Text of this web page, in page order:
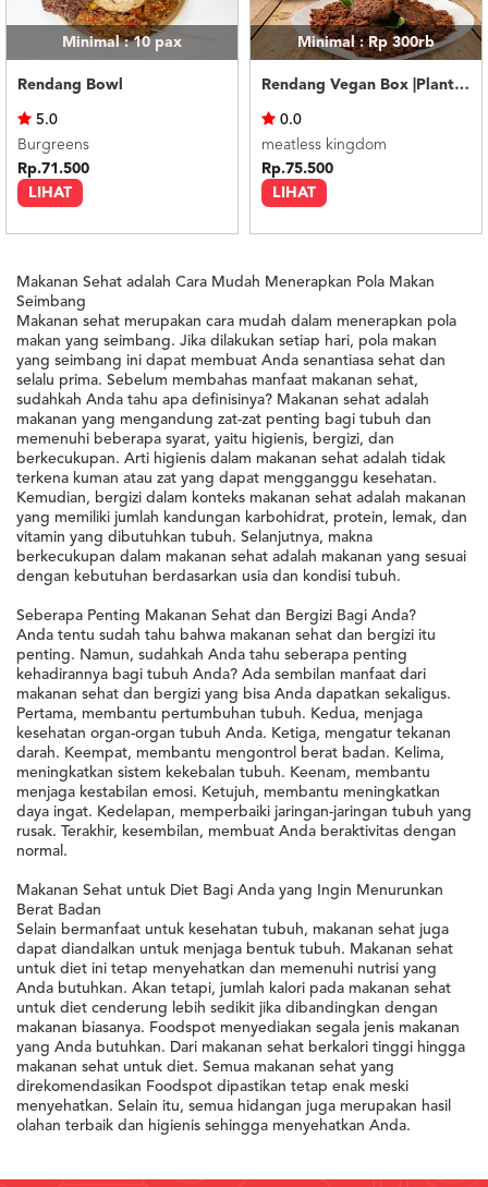
Minimal : 10 pax
Rendang Bowl
LIHAT
5.0
Burgreens
Rp.71.500
Minimal : Rp 300rb
Rendang Vegan Box |Plant-Based|
LIHAT
0.0
meatless kingdom
Rp.75.500
Makanan Sehat adalah Cara Mudah Menerapkan Pola Makan
Seimbang
Makanan sehat merupakan cara mudah dalam menerapkan pola
makan yang seimbang. Jika dilakukan setiap hari, pola makan
yang seimbang ini dapat membuat Anda senantiasa sehat dan
selalu prima. Sebelum membahas manfaat makanan sehat,
sudahkah Anda tahu apa definisinya? Makanan sehat adalah
makanan yang mengandung zat-zat penting bagi tubuh dan
memenuhi beberapa syarat, yaitu higienis, bergizi, dan
berkecukupan. Arti higienis dalam makanan sehat adalah tidak
terkena kuman atau zat yang dapat mengganggu kesehatan.
Kemudian, bergizi dalam konteks makanan sehat adalah makanan
yang memiliki jumlah kandungan karbohidrat, protein, lemak, dan
vitamin yang dibutuhkan tubuh. Selanjutnya, makna
berkecukupan dalam makanan sehat adalah makanan yang sesuai
dengan kebutuhan berdasarkan usia dan kondisi tubuh.
Seberapa Penting Makanan Sehat dan Bergizi Bagi Anda?
Anda tentu sudah tahu bahwa makanan sehat dan bergizi itu
penting. Namun, sudahkah Anda tahu seberapa penting
kehadirannya bagi tubuh Anda? Ada sembilan manfaat dari
makanan sehat dan bergizi yang bisa Anda dapatkan sekaligus.
Pertama, membantu pertumbuhan tubuh. Kedua, menjaga
kesehatan organ-organ tubuh Anda. Ketiga, mengatur tekanan
darah. Keempat, membantu mengontrol berat badan. Kelima,
meningkatkan sistem kekebalan tubuh. Keenam, membantu
menjaga kestabilan emosi. Ketujuh, membantu meningkatkan
daya ingat. Kedelapan, memperbaiki jaringan-jaringan tubuh yang
rusak. Terakhir, kesembilan, membuat Anda beraktivitas dengan
normal.
Makanan Sehat untuk Diet Bagi Anda yang Ingin Menurunkan
Berat Badan
Selain bermanfaat untuk kesehatan tubuh, makanan sehat juga
dapat diandalkan untuk menjaga bentuk tubuh. Makanan sehat
untuk diet ini tetap menyehatkan dan memenuhi nutrisi yang
Anda butuhkan. Akan tetapi, jumlah kalori pada makanan sehat
untuk diet cenderung lebih sedikit jika dibandingkan dengan
makanan biasanya. Foodspot menyediakan segala jenis makanan
yang Anda butuhkan. Dari makanan sehat berkalori tinggi hingga
makanan sehat untuk diet. Semua makanan sehat yang
direkomendasikan Foodspot dipastikan tetap enak meski
menyehatkan. Selain itu, semua hidangan juga merupakan hasil
olahan terbaik dan higienis sehingga menyehatkan Anda.